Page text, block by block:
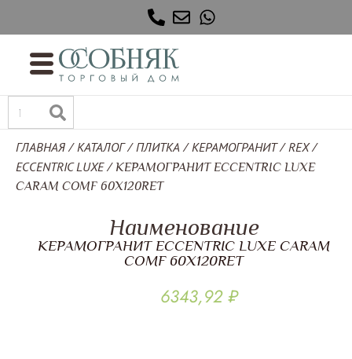
ГЛАВНАЯ /КАТАЛОГ/ПЛИТКА /КЕРАМОГРАНИТ/REX/
ECCENTRIC LUXE/ КЕРАМОГРАНИТ ECCENTRIC LUXE
CARAM COMF 60X120RET
Наименование
КЕРАМОГРАНИТ ECCENTRIC LUXE CARAM
COMF 60X120RET
6343,92₽